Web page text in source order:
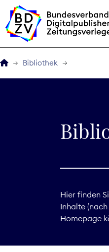
Bibliothek
Hier finden
Inhalte
Homepage